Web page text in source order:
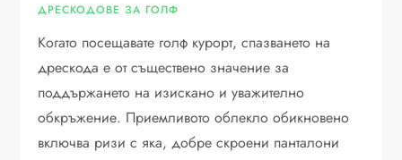
ДРЕСКОДОВЕ ЗА ГОЛФ
Когато посещавате голф курорт, спазването на
дрескода е от съществено значение за
поддържането на изискано и уважително
обкръжение. Приемливото облекло обикновено
включва ризи с яка, добре скроени панталони